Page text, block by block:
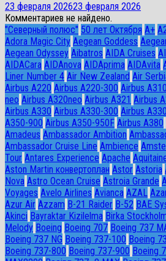
23 февраля 202623 февраля 2026
Комментариев не найдено.
"Северный полюс" 50 лет Октября A+
Adora Magic City Aegean Goddess
Aegean Odyssey Aibatros AIDA Cruises
AIDACara AIDAnova AIDAprima AIDAvita
Liner Number 4 Air New Zealand Air
Airbus A220 Airbus A220-300 Airbus A310
neo Airbus A320neo Airbus A321 Airbus
Airbus A330 Airbus A330-300 Airbus
A350-900 Airbus A350-950F Airbus A380
Amadeus Ambassador Ambition
Ambassador Сruise Line Ambience
Tour Antares Experience Apache
Aston Martin конвертоплан Astor Astoria
Nova Astro Ocean Cruise Astroia Grande
Voyages Avelo Airlines Avianca AZAL
Azur Air Azzam B-21 Raider B-52 BAE
Akinci Bayraktar Kizilelma Birka
Melody Boeing Boeing 707 Boeing 737
Boeing 737 NG Boeing 737-100 Boeing
Boeing 737-800 Boeing 737-900 Boeing